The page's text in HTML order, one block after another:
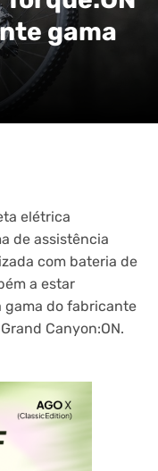
gama
elétrica
de assistência
com bateria de
a estar
gama do fabricante
Canyon:ON.